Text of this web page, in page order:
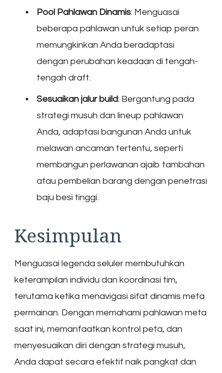
Pool Pahlawan Dinamis: Menguasai
beberapa pahlawan untuk setiap peran
memungkinkan Anda beradaptasi
dengan perubahan keadaan di tengah-
tengah draft.
Sesuaikan jalur build: Bergantung pada
strategi musuh dan lineup pahlawan
Anda, adaptasi bangunan Anda untuk
melawan ancaman tertentu, seperti
membangun perlawanan ajaib tambahan
atau pembelian barang dengan penetrasi
baju besi tinggi.
Kesimpulan
Menguasai legenda seluler membutuhkan
keterampilan individu dan koordinasi tim,
terutama ketika menavigasi sifat dinamis meta
permainan. Dengan memahami pahlawan meta
saat ini, memanfaatkan kontrol peta, dan
menyesuaikan diri dengan strategi musuh,
Anda dapat secara efektif naik pangkat dan